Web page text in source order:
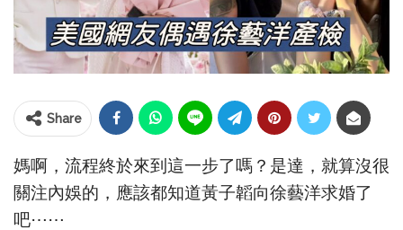
Share
媽啊，流程終於來到這一步了嗎？是達，就算沒很
關注內娛的，應該都知道黃子韜向徐藝洋求婚了
吧⋯⋯